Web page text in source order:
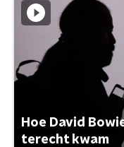
Hoe David
terecht kwam